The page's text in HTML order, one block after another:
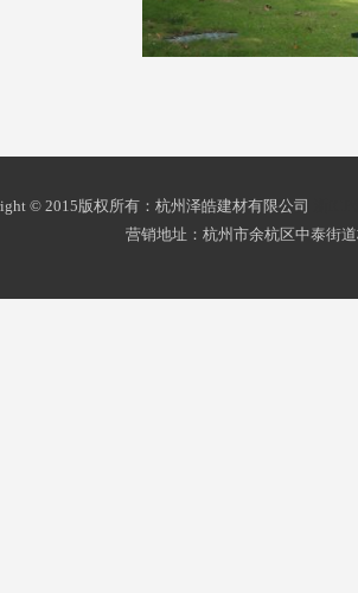
© 2015版权所有：杭州泽皓建材有限公司
营销地址：杭州市余杭区中泰街